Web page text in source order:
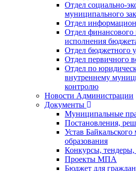
Отдел социально-
муниципального
Отдел
Отдел финансового
исполнения
Отдел бюджетного
Отдел первичного
Отдел по
внутреннему
контролю
Новости Администрации
Документы
Муниципальные
Постановления,
Устав
образования
Конкурсы,
Проекты МПА
Бюджет для граждан